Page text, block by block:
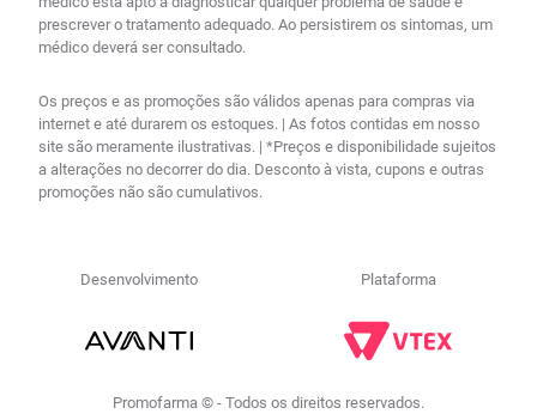
prescrever o tratamento adequado. Ao persistirem os sintomas, um
médico deverá ser consultado.
Os preços e as promoções são válidos apenas para compras via
internet e até durarem os estoques. | As fotos contidas em nosso
site são meramente ilustrativas. | *Preços e disponibilidade sujeitos
a alterações no decorrer do dia. Desconto à vista, cupons e outras
promoções não são cumulativos.
Desenvolvimento Plataforma
Promofarma © - Todos os direitos reservados.